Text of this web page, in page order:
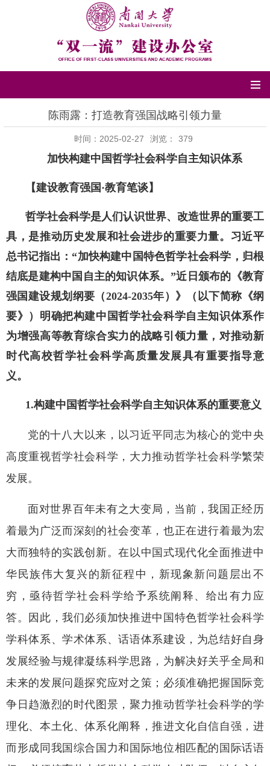
陈雨露：打造教育强国战略引领力量
时间：2025-02-27 浏览： 379
加快构建中国哲学社会科学自主知识体系
【建设教育强国·教育笔谈】
哲学社会科学是人们认识世界、改造世界的重要工
具，是推动历史发展和社会进步的重要力量。习近平
总书记指出：“加快构建中国特色哲学社会科学，归根
结底是建构中国自主的知识体系。”近日颁布的《教育
强国建设规划纲要（2024-2035年）》（以下简称《纲
要》）明确把构建中国哲学社会科学自主知识体系作
为增强高等教育综合实力的战略引领力量，对推动新
时代高校哲学社会科学高质量发展具有重要指导意
义。
1.构建中国哲学社会科学自主知识体系的重要意义
党的十八大以来，以习近平同志为核心的党中央
高度重视哲学社会科学，大力推动哲学社会科学繁荣
发展。
面对世界百年未有之大变局，当前，我国正经历
着最为广泛而深刻的社会变革，也正在进行着最为宏
大而独特的实践创新。在以中国式现代化全面推进中
华民族伟大复兴的新征程中，新现象新问题层出不
穷，亟待哲学社会科学给予系统阐释、给出有力应
答。因此，我们必须加快推进中国特色哲学社会科学
学科体系、学术体系、话语体系建设，为总结好自身
发展经验与规律凝练科学思路，为解决好关乎全局和
未来的发展问题探究应对之策；必须准确把握国际竞
争日趋激烈的时代图景，聚力推动哲学社会科学的学
理化、本土化、体系化阐释，推进文化自信自强，进
而形成同我国综合国力和国际地位相匹配的国际话语